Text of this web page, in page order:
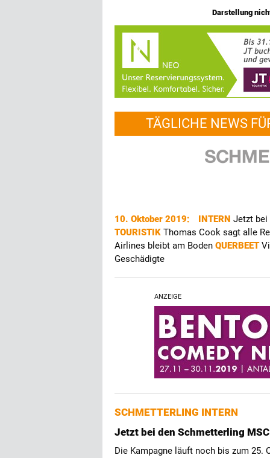
Darstellung
TÄGLICHE NEWS
10. Oktober 2019: INTERN Jetzt bei
TOURISTIK Thomas Cook sagt alle
Airlines bleibt am Boden QUERBEET
Geschädigte
ANZEIGE
SCHMETTERLING INTERN
Jetzt bei den Schmetterling
Die Kampagne läuft noch bis zum 25.